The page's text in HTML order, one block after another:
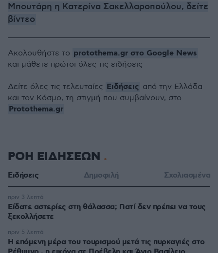
Μπουτάρη η Κατερίνα Σακελλαροπούλου, δείτε
βίντεο
Ακολουθήστε το protothema.gr στο Google News
και μάθετε πρώτοι όλες τις ειδήσεις
Δείτε όλες τις τελευταίες Ειδήσεις από την Ελλάδα
και τον Κόσμο, τη στιγμή που συμβαίνουν, στο
Protothema.gr
ΡΟΗ ΕΙΔΗΣΕΩΝ
Ειδήσεις Δημοφιλή Σχολιασμένα
Είδατε αστερίες στη θάλασσα; Γιατί δεν πρέπει να τους
ξεκολλήσετε
πριν 3 λεπτά
Η επόμενη μέρα του τουρισμού μετά τις πυρκαγιές στο
πριν 5 λεπτά